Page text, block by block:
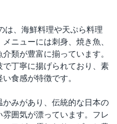
は、海鮮料理や天ぷら料理
ニューには刺身、焼き魚、
類が豊富に揃っています。
丁寧に揚げられており、素
食感が特徴です。
みがあり、伝統的な日本の
囲気が漂っています。フレ